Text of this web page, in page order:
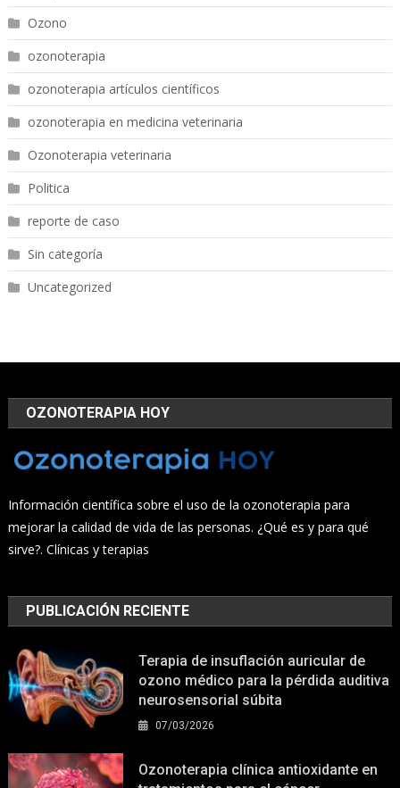
Ozono
ozonoterapia
ozonoterapia artículos científicos
ozonoterapia en medicina veterinaria
Ozonoterapia veterinaria
Politica
reporte de caso
Sin categoría
Uncategorized
OZONOTERAPIA HOY
Información científica sobre el uso de la ozonoterapia para
mejorar la calidad de vida de las personas. ¿Qué es y para qué
sirve?. Clínicas y terapias
PUBLICACIÓN RECIENTE
Terapia de insuflación auricular de
ozono médico para la pérdida auditiva
neurosensorial súbita
07/03/2026
Ozonoterapia clínica antioxidante en